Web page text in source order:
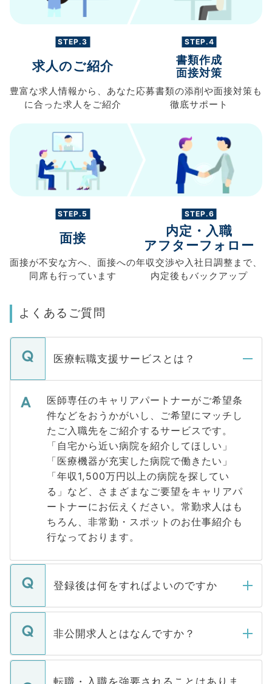
STEP.3
求人のご紹介
豊富な求人情報から、 あなた
に合った求人を ご紹介
STEP.4
書類作成
面接対策
応募書類の添削や面接対策も
徹底サポート
STEP.5
面接
面接が不安な方へ、 面接への
同席も行っています
STEP.6
内定・入職
アフターフォロー
年収交渉や入社日調整まで、
内定後もバックアップ
よくあるご質問
医療転職支援サービスとは？
医師専任のキャリアパートナーがご希望条
件などをおうかがいし、ご希望にマッチし
たご入職先をご紹介するサービスです。
「自宅から近い病院を紹介してほしい」
「医療機器が充実した病院で働きたい」
「年収1,500万円以上の病院を探してい
る」など、さまざまなご要望をキャリアパ
ートナーにお伝えください。常勤求人はも
ちろん、非常勤・スポットのお仕事紹介も
行なっております。
登録後は何をすればよいのですか
ご登録いただきましたら、弊社担当者がご
登録内容を確認し、その後メールもしくは
ます。通常、5営業日以内にはご連絡をせて
いただきますので、しばらくお待ちくださ
非公開求人とはなんですか？
マイナビDOCTORで取り扱っている求人の
うち約3割は、Webサイトからご覧いただ